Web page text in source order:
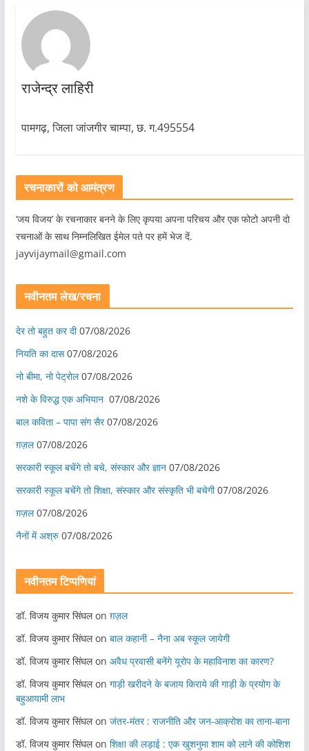
राजेन्द्र लाहिरी
पामगढ़, जिला जांजगीर चाम्पा, छ. ग.495554
रचनाकारों को आमंत्रण
‘जय विजय’ के रचनाकार बनने के लिए कृपया अपना परिचय और एक फोटो अपनी दो
रचनाओं के साथ निम्नलिखित ईमेल पते पर हमें भेज दें.
jayvijaymail@gmail.com
नवीनतम लेख/रचना
देर तो बहुत कर दी 07/08/2026
नियति का दास 07/08/2026
नो बीमा, नो पेट्रोल 07/08/2026
नशे के विरुद्ध एक अभियान 07/08/2026
बाल कविता – पापा संग सैर 07/08/2026
ग़ज़ल 07/08/2026
सरकारी स्कूल बचेंगे तो बचे, संस्कार और ज्ञान 07/08/2026
सरकारी स्कूल बचेंगे तो शिक्षा, संस्कार और संस्कृति भी बचेगी 07/08/2026
ग़ज़ल 07/08/2026
नैनों में अश्रु 07/08/2026
नवीनतम टिप्पणियां
डॉ. विजय कुमार सिंघलon ग़ज़ल
डॉ. विजय कुमार सिंघलon बाल कहानी – नैना अब स्कूल जायेगी
डॉ. विजय कुमार सिंघलon अवैध प्रवासी बनेंगे यूरोप के महाविनाश का कारण?
डॉ. विजय कुमार सिंघलon गाड़ी खरीदने के बजाय किराये की गाड़ी के प्रयोग के
बहुआयामी लाभ
डॉ. विजय कुमार सिंघलon जंतर-मंतर : राजनीति और जन-आक्रोश का ताना-बाना
डॉ. विजय कुमार सिंघलon शिक्षा की लड़ाई : एक खुशनुमा शाम को लाने की कोशिश